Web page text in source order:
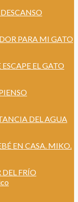
PARA MI GATO
EL GATO
DEL AGUA
EN CASA. MIKO.
DEL FRÍO